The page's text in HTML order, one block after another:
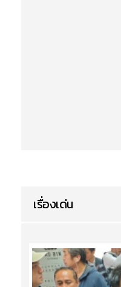
เรื่องเด่น